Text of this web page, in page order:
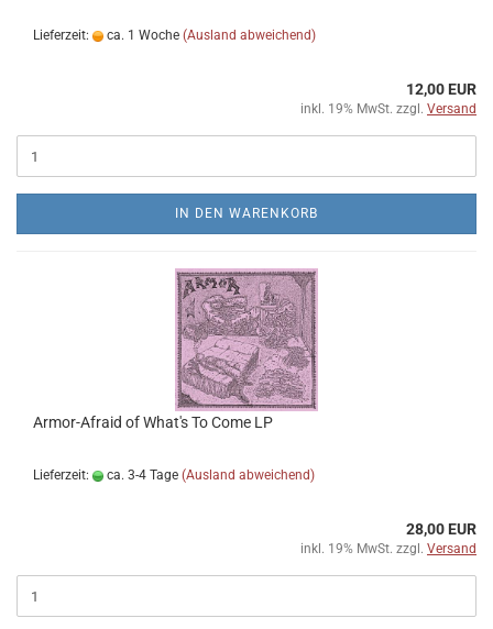
Lieferzeit: ca. 1 Woche (Ausland abweichend)
12,00 EUR
inkl. 19% MwSt. zzgl. Versand
IN DEN WARENKORB
Armor-Afraid of What's To Come LP
Lieferzeit: ca. 3-4 Tage (Ausland abweichend)
28,00 EUR
inkl. 19% MwSt. zzgl. Versand